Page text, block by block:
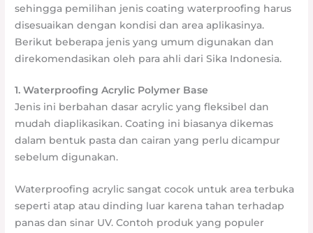
sehingga pemilihan jenis coating waterproofing harus
disesuaikan dengan kondisi dan area aplikasinya.
Berikut beberapa jenis yang umum digunakan dan
direkomendasikan oleh para ahli dari Sika Indonesia.
1. Waterproofing Acrylic Polymer Base
Jenis ini berbahan dasar acrylic yang fleksibel dan
mudah diaplikasikan. Coating ini biasanya dikemas
dalam bentuk pasta dan cairan yang perlu dicampur
sebelum digunakan.
Waterproofing acrylic sangat cocok untuk area terbuka
seperti atap atau dinding luar karena tahan terhadap
panas dan sinar UV. Contoh produk yang populer